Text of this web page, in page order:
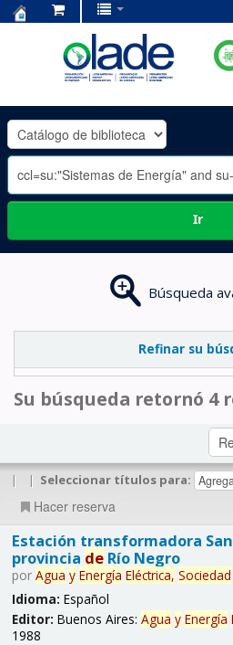
OLADE
-
Ir
Búsqueda
Refinar su
Su búsqueda retornó 4
| | Seleccionar títulos para:
Hacer reserva
Estación transformadora
provincia deRío Negro
por Agua y Energía Eléctrica, Sociedad
Idioma: Español
Editor: Buenos Aires: Agua y Energía
1988